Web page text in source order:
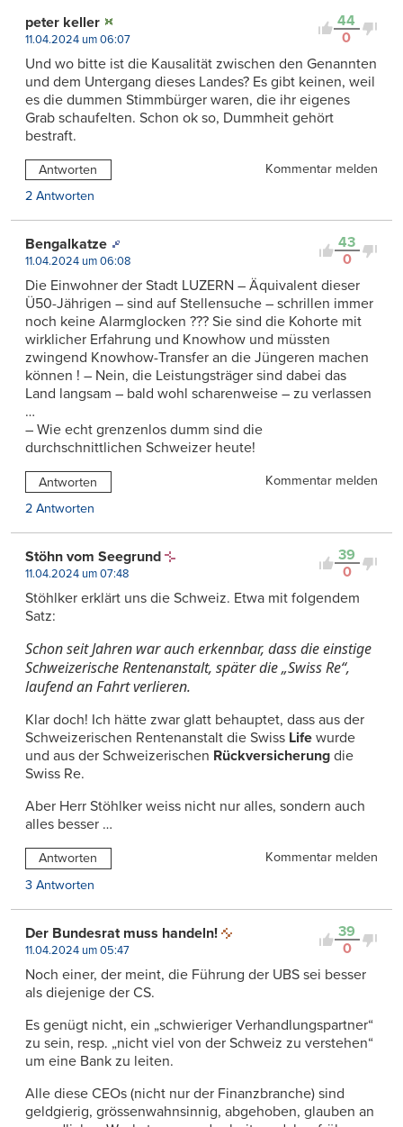
44
0
peter keller
11.04.2024 um 06:07
Und wo bitte ist die Kausalität zwischen den Genannten
und dem Untergang dieses Landes? Es gibt keinen, weil
es die dummen Stimmbürger waren, die ihr eigenes
Grab schaufelten. Schon ok so, Dummheit gehört
bestraft.
Antworten
Kommentar melden
2 Antworten
43
0
Bengalkatze
11.04.2024 um 06:08
Die Einwohner der Stadt LUZERN – Äquivalent dieser
Ü50-Jährigen – sind auf Stellensuche – schrillen immer
noch keine Alarmglocken ??? Sie sind die Kohorte mit
wirklicher Erfahrung und Knowhow und müssten
zwingend Knowhow-Transfer an die Jüngeren machen
können ! – Nein, die Leistungsträger sind dabei das
Land langsam – bald wohl scharenweise – zu verlassen
…
– Wie echt grenzenlos dumm sind die
durchschnittlichen Schweizer heute!
Antworten
Kommentar melden
2 Antworten
39
0
Stöhn vom Seegrund
11.04.2024 um 07:48
Stöhlker erklärt uns die Schweiz. Etwa mit folgendem
Satz:
Schon seit Jahren war auch erkennbar, dass die einstige
Schweizerische Rentenanstalt, später die „Swiss Re“,
laufend an Fahrt verlieren.
Klar doch! Ich hätte zwar glatt behauptet, dass aus der
Schweizerischen Rentenanstalt die Swiss Life wurde
und aus der Schweizerischen Rückversicherung die
Swiss Re.
Aber Herr Stöhlker weiss nicht nur alles, sondern auch
alles besser …
Antworten
Kommentar melden
3 Antworten
39
0
Der Bundesrat muss handeln!
11.04.2024 um 05:47
Noch einer, der meint, die Führung der UBS sei besser
als diejenige der CS.
Es genügt nicht, ein „schwieriger Verhandlungspartner“
zu sein, resp. „nicht viel von der Schweiz zu verstehen“
um eine Bank zu leiten.
Alle diese CEOs (nicht nur der Finanzbranche) sind
geldgierig, grössenwahnsinnig, abgehoben, glauben an